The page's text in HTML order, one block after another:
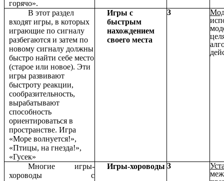
горячо».
В этот раздел
входят игры, в которых
играющие по сигналу
разбегаются и затем по
новому сигналу должны
быстро найти себе место
(старое или новое). Эти
игры развивают
быстроту реакции,
сообразительность,
вырабатывают
способность
ориентироваться в
пространстве. Игра
«Море волнуется!»,
«Птицы, на гнезда!»,
«Гусек»
Игры с
быстрым
нахождением
своего места
3
Многие игры-
хороводы с
Игры-хороводы 3